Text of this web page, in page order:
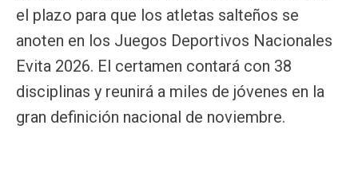
el plazo para que los atletas salteños se
anoten en los Juegos Deportivos Nacionales
Evita 2026. El certamen contará con 38
disciplinas y reunirá a miles de jóvenes en la
gran definición nacional de noviembre.